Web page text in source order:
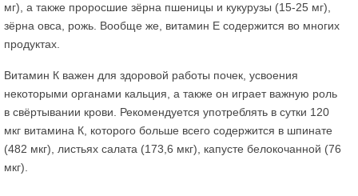
мг), а также проросшие зёрна пшеницы и кукурузы (15-25 мг),
зёрна овса, рожь. Вообще же, витамин Е содержится во многих
продуктах.
Витамин К важен для здоровой работы почек, усвоения
некоторыми органами кальция, а также он играет важную роль
в свёртывании крови. Рекомендуется употреблять в сутки 120
мкг витамина К, которого больше всего содержится в шпинате
(482 мкг), листьях салата (173,6 мкг), капусте белокочанной (76
мкг).